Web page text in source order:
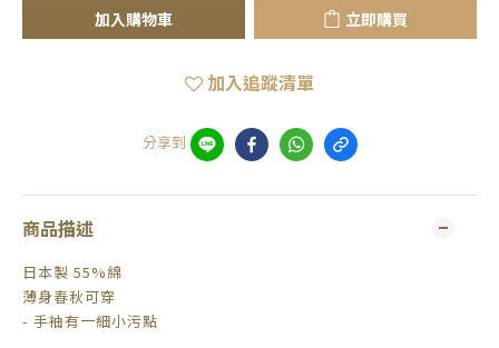
加入購物車 立即購買
加入追蹤清單
分享到
商品描述
日本製 55%綿
薄身春秋可穿
- 手袖有一細小污點